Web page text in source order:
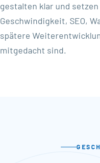
gestalten klar und
Geschwindigkeit, SEO,
spätere
mitgedacht sind.